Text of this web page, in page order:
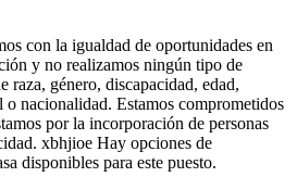
con la igualdad de oportunidades en
y no realizamos ningún tipo de
raza, género, discapacidad, edad,
nacionalidad. Estamos comprometidos
por la incorporación de personas
xbhjioe Hay opciones de
disponibles para este puesto.